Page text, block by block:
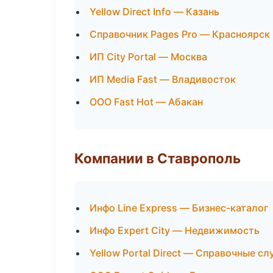
Yellow Direct Info — Казань
Справочник Pages Pro — Красноярск
ИП City Portal — Москва
ИП Media Fast — Владивосток
ООО Fast Hot — Абакан
Компании в Ставрополь
Инфо Line Express — Бизнес-каталог
Инфо Expert City — Недвижимость
Yellow Portal Direct — Справочные